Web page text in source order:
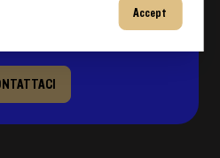
Accept
ricontatteremo al più
il tuo dubbio!